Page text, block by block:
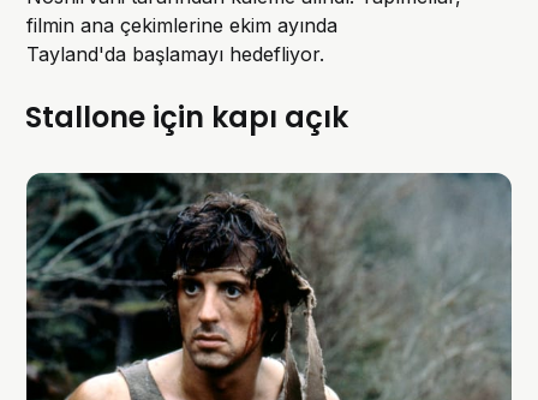
filmin ana çekimlerine ekim ayında
Tayland'da başlamayı hedefliyor.
Stallone için kapı açık